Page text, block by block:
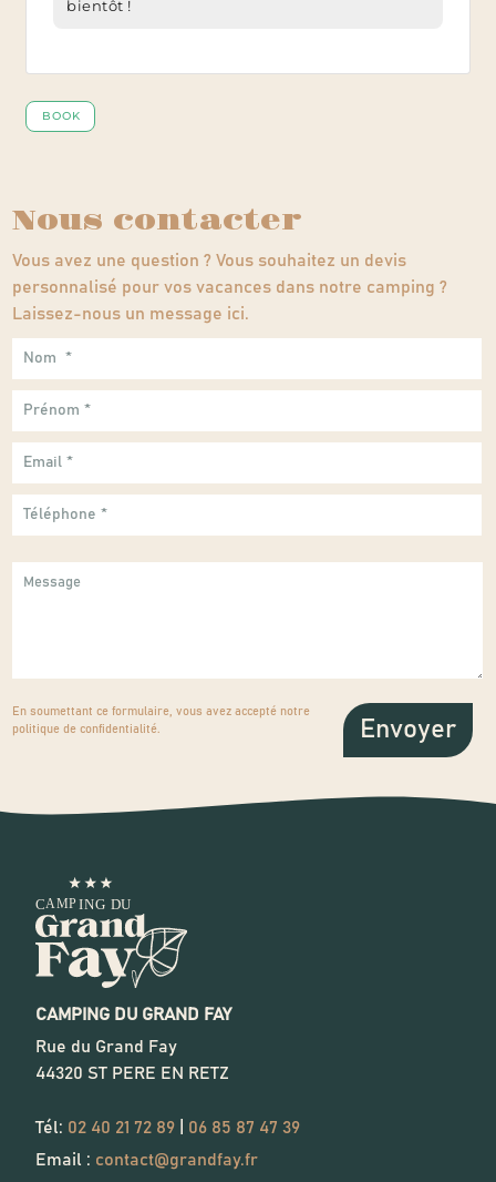
Nous contacter
Vous avez une question ? Vous souhaitez un devis
personnalisé pour vos vacances dans notre camping ?
Laissez-nous un message ici.
En soumettant ce formulaire, vous avez accepté notre
politique de confidentialité
CAMPING DU GRAND FAY
Rue du Grand Fay
44320 ST PERE EN RETZ
Tél: 02 40 21 72 89
06 85 87 47 39
Email : contact@grandfay.fr